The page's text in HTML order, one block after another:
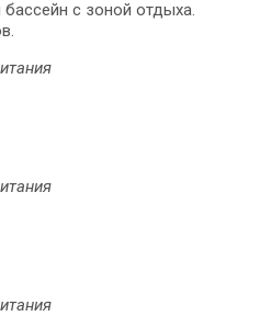
бассейн с зоной отдыха.